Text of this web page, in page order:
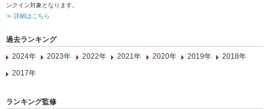
ンクイン対象となります。
≫ 詳細はこちら
過去ランキング
2024年
2023年 2022年 2021年 2020年 2019年
2018年
2017年
ランキング監修